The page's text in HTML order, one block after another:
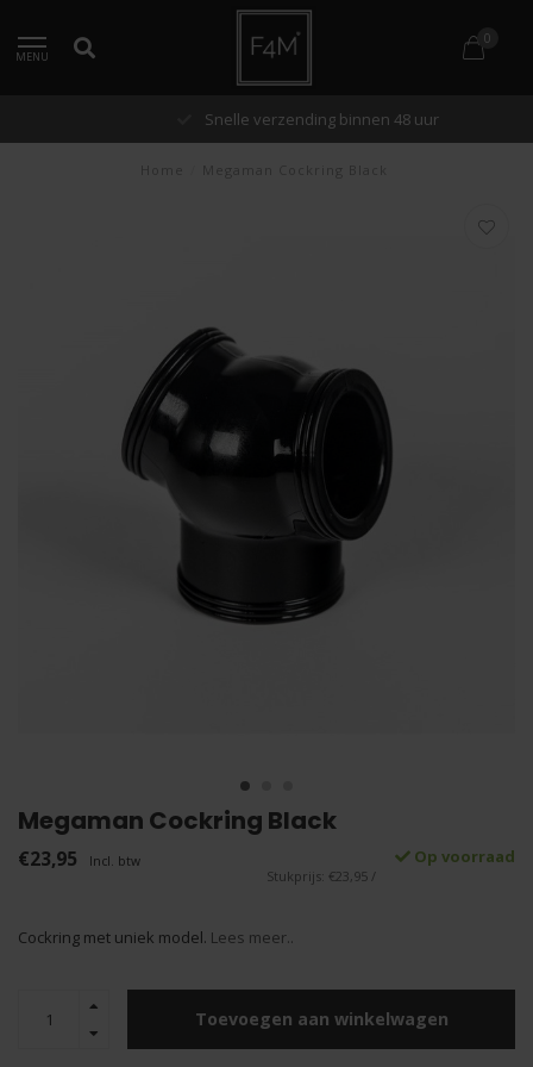
MENU
0
Snelle verzending binnen 48 uur
Megaman Cockring Black
€23,95 Incl. btw Op voorraad
Stukprijs: €23,95 /
Cockring met uniek model. Lees meer..
Toevoegen aan winkelwagen